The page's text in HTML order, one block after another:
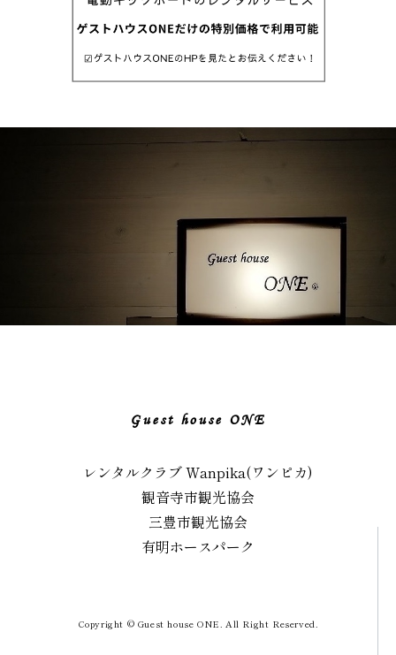
Guest house ONE
レンタルクラブ Wanpika(ワンピカ)
観音寺市観光協会
三豊市観光協会
有明ホースパーク
Copyright © Guest house ONE. All Right Reserved.